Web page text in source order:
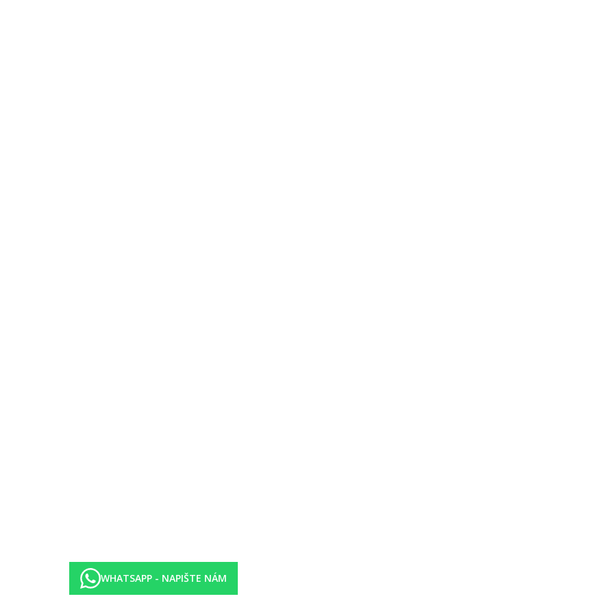
hostů se stará restaurace. Wi-Fi je hotelovým hostům k dispozici zdarma.
lehátka a slunečníky (zdarma).
wellness: lázeňská oblast a sauna za poplatek.
služby jsou závislé na ročním období a na místních klimatických podmínkách. Kreditní karty: Euro/MasterCard a American Express.
balkónem nebo terasou, internetem (zdarma), sejfem (zdarma) a TV s plochou obrazovkou s místními kanály a také individuálně
balkónem nebo terasou, internetem (zdarma), sejfem (zdarma) a TV s plochou obrazovkou s místními kanály a také individuálně
WHATSAPP - NAPIŠTE NÁM